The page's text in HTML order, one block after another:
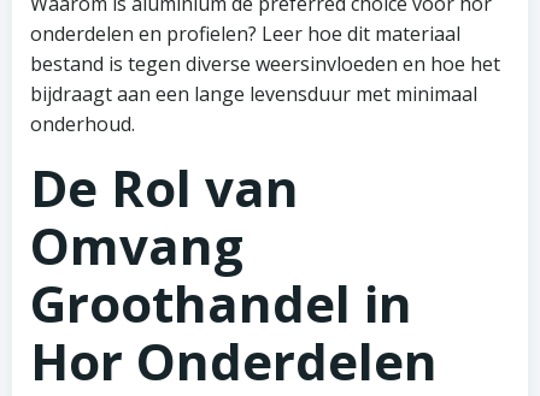
onderdelen en profielen? Leer hoe dit materiaal
bestand is tegen diverse weersinvloeden en hoe het
bijdraagt aan een lange levensduur met minimaal
onderhoud.
De Rol van
Omvang
Groothandel in
Hor Onderdelen